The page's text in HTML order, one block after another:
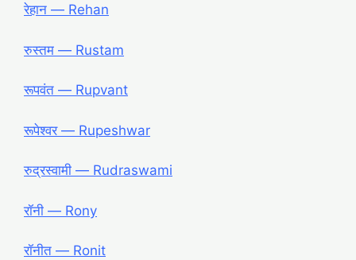
रेहान ― Rehan
रुस्तम ― Rustam
रूपवंत ― Rupvant
रूपेश्वर ― Rupeshwar
रुद्रस्वामी ― Rudraswami
रॉनी ― Rony
रॉनीत ― Ronit